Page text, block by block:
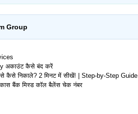
Group
अकाउंट कैसे बंद करें
कैसे निकाले? 2 मिनट में सीखें! | Step-by-Step Guide
बैंक मिस्ड कॉल बैलेंस चेक नंबर